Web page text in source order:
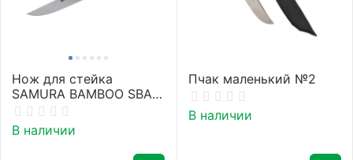
Нож для стейка
SAMURA BAMBOO SBA-
0031/Y
В наличии
Пчак маленький №2
В наличии